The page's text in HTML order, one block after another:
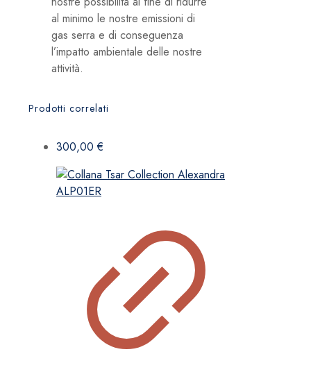
al minimo le nostre emissioni di
gas serra e di conseguenza
l’impatto ambientale delle nostre
attività.
Prodotti correlati
300,00€